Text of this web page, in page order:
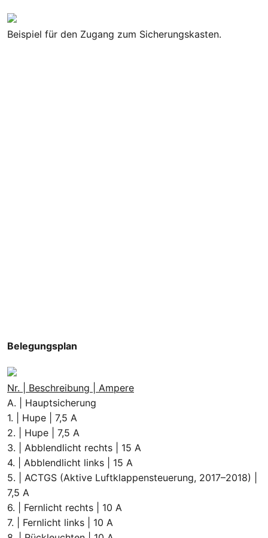
Beispiel für den Zugang zum Sicherungskasten.
Belegungsplan
Nr. | Beschreibung | Ampere
A. | Hauptsicherung
1. | Hupe | 7,5 A
2. | Hupe | 7,5 A
3. | Abblendlicht rechts | 15 A
4. | Abblendlicht links | 15 A
5. | ACTGS (Aktive Luftklappensteuerung, 2017–2018) |
7,5 A
6. | Fernlicht rechts | 10 A
7. | Fernlicht links | 10 A